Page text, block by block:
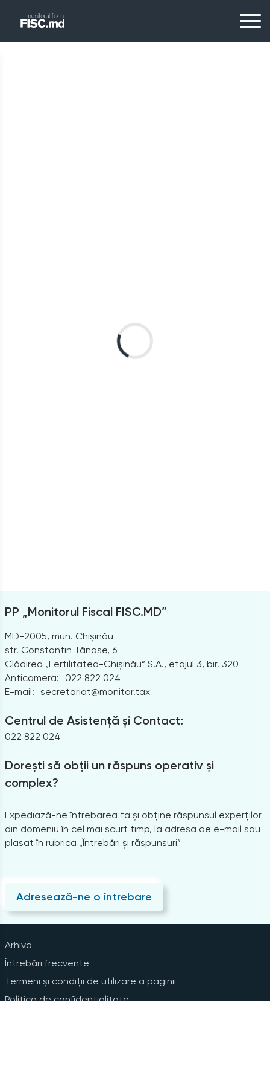
PP „Monitorul Fiscal FISC.MD”
MD-2005, mun. Chișinău
str. Constantin Tănase, 6
Clădirea „Fertilitatea-Chișinău” S.A., etajul 3, bir. 320
Anticamera:
022 822 024
E-mail: secretariat@monitor.tax
Centrul de Asistență și Contact:
022 822 024
Dorești să obții un răspuns operativ și
complex?
Expediază-ne întrebarea ta și obține răspunsul experților
din domeniu în cel mai scurt timp, la adresa de e-mail sau
plasat în rubrica „Întrebări și răspunsuri”
Adresează-ne o întrebare
Arhiva
Întrebări frecvente
Termeni și condiții de utilizare a paginii
Politica de confidențialitate